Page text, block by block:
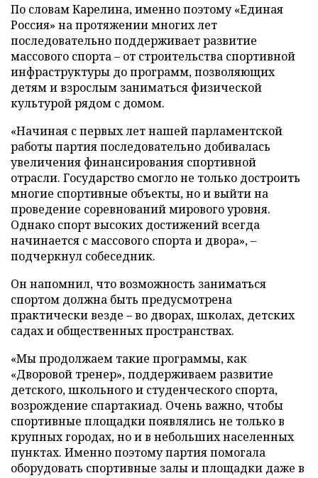
По словам Карелина, именно поэтому «Единая
Россия» на протяжении многих лет
последовательно поддерживает развитие
массового спорта – от строительства спортивной
инфраструктуры до программ, позволяющих
детям и взрослым заниматься физической
культурой рядом с домом.
«Начиная с первых лет нашей парламентской
работы партия последовательно добивалась
увеличения финансирования спортивной
отрасли. Государство смогло не только достроить
многие спортивные объекты, но и выйти на
проведение соревнований мирового уровня.
Однако спорт высоких достижений всегда
начинается с массового спорта и двора», –
подчеркнул собеседник.
Он напомнил, что возможность заниматься
спортом должна быть предусмотрена
практически везде – во дворах, школах, детских
садах и общественных пространствах.
«Мы продолжаем такие программы, как
«Дворовой тренер», поддерживаем развитие
детского, школьного и студенческого спорта,
возрождение спартакиад. Очень важно, чтобы
спортивные площадки появлялись не только в
крупных городах, но и в небольших населенных
пунктах. Именно поэтому партия помогала
оборудовать спортивные залы и площадки даже в